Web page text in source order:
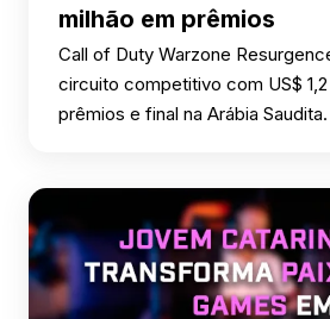
milhão em prêmios
Call of Duty Warzone
circuito competitivo com US$
prêmios e final na Arábia Saudita.